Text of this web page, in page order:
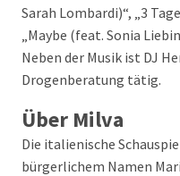
Sarah Lombardi)“, „3
„Maybe (feat. Sonia
Neben der Musik ist DJ
Drogenberatung tätig.
Über Milva
Die italienische
bürgerlichem Namen